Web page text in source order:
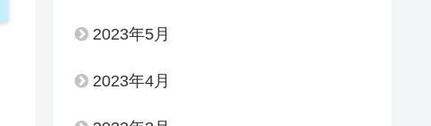
2023年5月
2023年4月